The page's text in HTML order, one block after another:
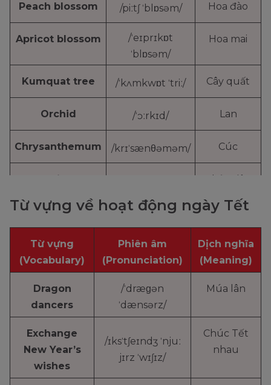
Peach blossom /piːtʃ ˈblɒsəm/ Hoa đào
Apricot blossom
/ˈeɪprɪkɒt
ˈblɒsəm/
Hoa mai
Kumquat tree /ˈkʌmkwɒt ˈtriː/ Cây quất
Orchid /ˈɔːrkɪd/ Lan
Chrysanthemum /krɪˈsænθəməm/ Cúc
Narcissus Thủy tiên
Từ vựng về hoạt động ngày Tết
Từ vựng
(Vocabulary)
Phiên âm
(Pronunciation)
Dịch nghĩa
(Meaning)
Dragon
dancers
/ˈdræɡən
ˈdænsərz/
Múa lân
Exchange
New Year’s
wishes
/ɪksˈtʃeɪndʒ ˈnjuː
jɪrz ˈwɪʃɪz/
Chúc Tết
nhau